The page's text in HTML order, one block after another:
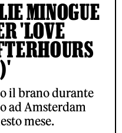
MINOGUE
'LOVE
il brano durante
ad Amsterdam
mese.